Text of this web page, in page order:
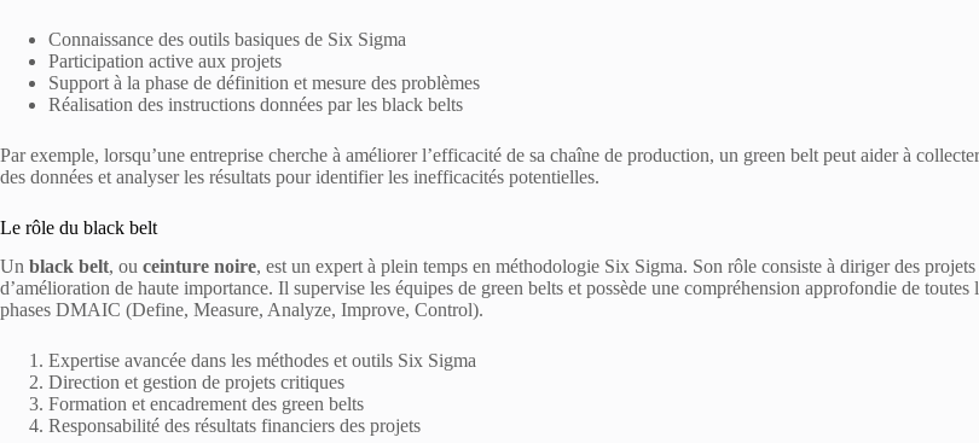
Connaissance des outils basiques de Six Sigma
Participation active aux projets
Support à la phase de définition et mesure des problèmes
Réalisation des instructions données par les black belts
Par exemple, lorsqu’une entreprise cherche à améliorer l’efficacité de sa chaîne de production, un green belt peut aider à collecter
des données et analyser les résultats pour identifier les inefficacités potentielles.
Le rôle du black belt
Un black belt, ou ceinture noire, est un expert à plein temps en méthodologie Six Sigma. Son rôle consiste à diriger des projets
d’amélioration de haute importance. Il supervise les équipes de green belts et possède une compréhension approfondie de toutes
phases DMAIC (Define, Measure, Analyze, Improve, Control).
Expertise avancée dans les méthodes et outils Six Sigma
Direction et gestion de projets critiques
Formation et encadrement des green belts
Responsabilité des résultats financiers des projets